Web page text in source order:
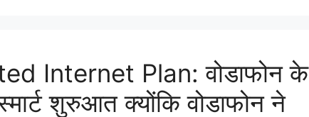
Internet Plan: वोडाफोन के
शुरुआत क्योंकि वोडाफोन ने